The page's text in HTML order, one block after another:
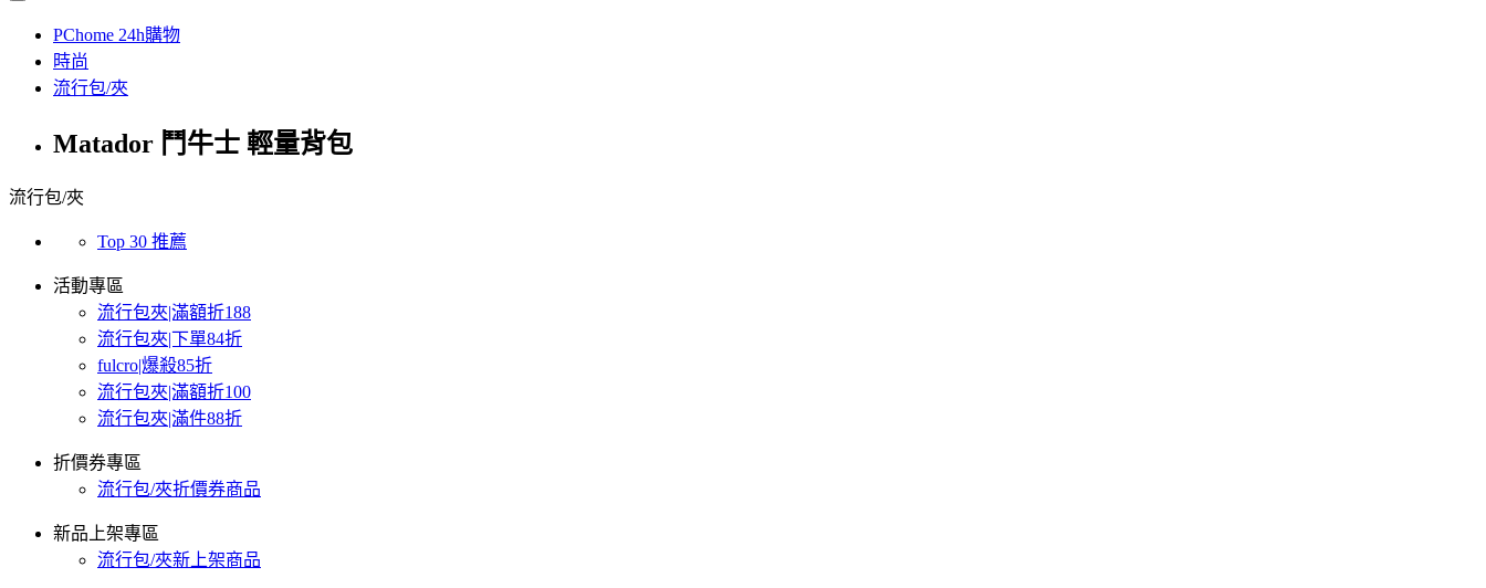
PChome 24h購物
時尚
流行包/夾
Matador 鬥牛士 輕量背包
流行包/夾
Top 30 推薦
活動專區
流行包夾|滿額折188
流行包夾|下單84折
fulcro|爆殺85折
流行包夾|滿額折100
流行包夾|滿件88折
折價券專區
流行包/夾折價券商品
新品上架專區
流行包/夾新上架商品